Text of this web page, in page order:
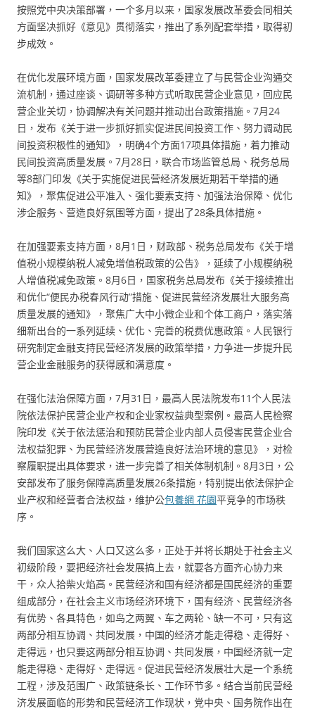
按照党中央决策部署，一个多月以来，国家发展改革委会同相关
方面坚决抓好《意见》贯彻落实，推出了系列配套举措，取得初
步成效。
在优化发展环境方面，国家发展改革委建立了与民营企业沟通交
流机制，通过座谈、调研等多种方式听取民营企业意见，回应民
营企业关切，协调解决有关问题并推动出台政策措施。7月24
日，发布《关于进一步抓好抓实促进民间投资工作、努力调动民
间投资积极性的通知》，明确4个方面17项具体措施，着力推动
民间投资高质量发展。7月28日，联合市场监管总局、税务总局
等8部门印发《关于实施促进民营经济发展近期若干举措的通
知》，聚焦促进公平准入、强化要素支持、加强法治保障、优化
涉企服务、营造良好氛围等方面，提出了28条具体措施。
在加强要素支持方面，8月1日，财政部、税务总局发布《关于增
值税小规模纳税人减免增值税政策的公告》，延续了小规模纳税
人增值税减免政策。8月6日，国家税务总局发布《关于接续推出
和优化“便民办税春风行动”措施、促进民营经济发展壮大服务高
质量发展的通知》，聚焦广大中小微企业和个体工商户，落实落
细新出台的一系列延续、优化、完善的税费优惠政策。人民银行
研究制定金融支持民营经济发展的政策举措，力争进一步提升民
营企业金融服务的获得感和满意度。
在强化法治保障方面，7月31日，最高人民法院发布11个人民法
院依法保护民营企业产权和企业家权益典型案例。最高人民检察
院印发《关于依法惩治和预防民营企业内部人员侵害民营企业合
法权益犯罪、为民营经济发展营造良好法治环境的意见》，对检
察履职提出具体要求，进一步完善了相关体制机制。8月3日，公
安部发布了服务保障高质量发展26条措施，特别提出依法保护企
业产权和经营者合法权益，维护公包養網 花園平竞争的市场秩
序。
我们国家这么大、人口又这么多，正处于并将长期处于社会主义
初级阶段，要把经济社会发展搞上去，就要各方面齐心协力来
干，众人拾柴火焰高。民营经济和国有经济都是国民经济的重要
组成部分，在社会主义市场经济环境下，国有经济、民营经济各
有优势、各具特色，如鸟之两翼、车之两轮、缺一不可，只有这
两部分相互协调、共同发展，中国的经济才能走得稳、走得好、
走得远，也只要这两部分相互协调、共同发展，中国经济就一定
能走得稳、走得好、走得远。促进民营经济发展壮大是一个系统
工程，涉及范围广、政策链条长、工作环节多。结合当前民营经
济发展面临的形势和民营经济工作现状，党中央、国务院作出在